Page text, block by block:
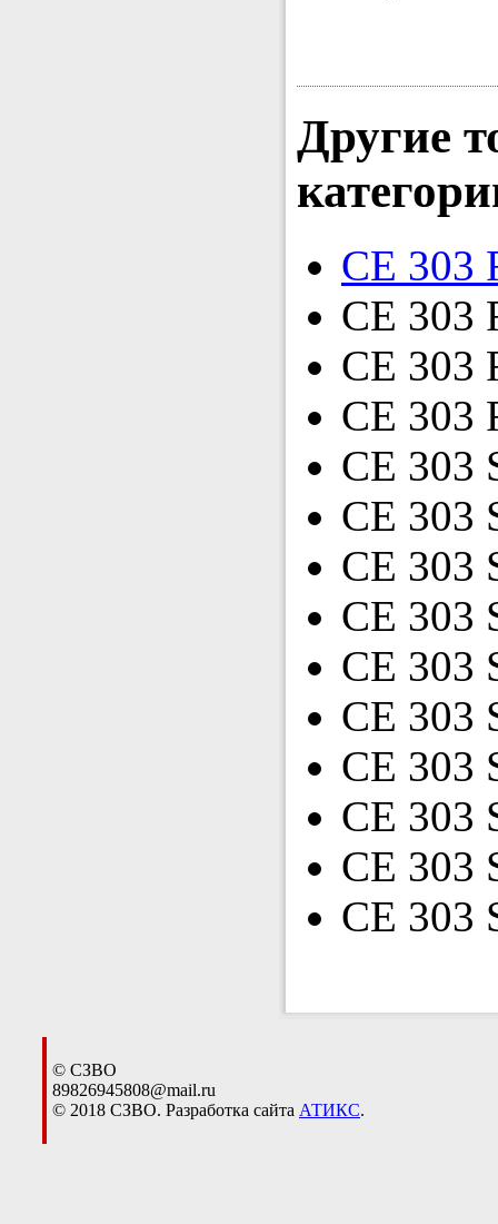
Другие
CE 303
CE 303
CE 303
CE 303
CE 303
CE 303
CE 303
CE 303
CE 303
CE 303
CE 303
CE 303
CE 303
CE 303
© СЗВО
89826945808@mail.ru
© 2018 СЗВО. Разработка сайта АТИКС.